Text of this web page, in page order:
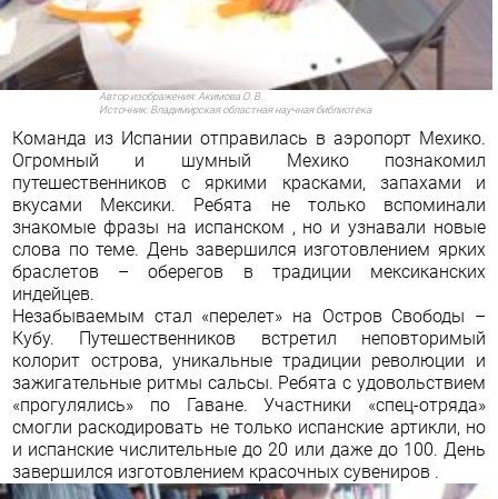
Автор изображения:Акимова О. В.
Источник:Владимирская областная научная библиотека
Команда из Испании отправилась в аэропорт Мехико.
Огромный и шумный Мехико познакомил
путешественников с яркими красками, запахами и
вкусами Мексики. Ребята не только вспоминали
знакомые фразы на испанском , но и узнавали новые
слова по теме. День завершился изготовлением ярких
браслетов – оберегов в традиции мексиканских
индейцев.
Незабываемым стал «перелет» на Остров Свободы –
Кубу. Путешественников встретил неповторимый
колорит острова, уникальные традиции революции и
зажигательные ритмы сальсы. Ребята с удовольствием
«прогулялись» по Гаване. Участники «спец-отряда»
смогли раскодировать не только испанские артикли, но
и испанские числительные до 20 или даже до 100. День
завершился изготовлением красочных сувениров .